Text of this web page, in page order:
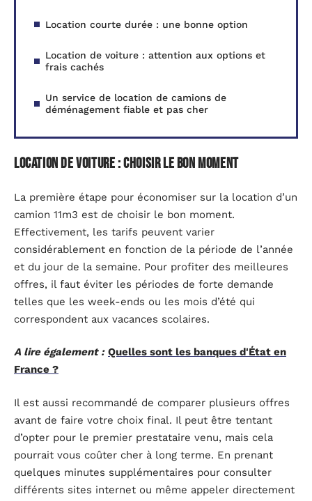
Location courte durée : une bonne option
Location de voiture : attention aux options et
frais cachés
Un service de location de camions de
déménagement fiable et pas cher
Location de voiture : choisir le bon moment
La première étape pour économiser sur la location d’un
camion 11m3 est de choisir le bon moment.
Effectivement, les tarifs peuvent varier
considérablement en fonction de la période de l’année
et du jour de la semaine. Pour profiter des meilleures
offres, il faut éviter les périodes de forte demande
telles que les week-ends ou les mois d’été qui
correspondent aux vacances scolaires.
A lire également : Quelles sont les banques d'État en
France ?
Il est aussi recommandé de comparer plusieurs offres
avant de faire votre choix final. Il peut être tentant
d’opter pour le premier prestataire venu, mais cela
pourrait vous coûter cher à long terme. En prenant
quelques minutes supplémentaires pour consulter
différents sites internet ou même appeler directement